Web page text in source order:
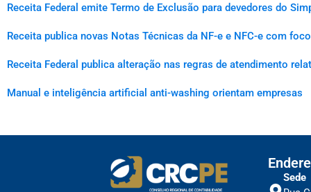
Receita Federal emite Termo de Exclusão para devedores do
Receita publica novas Notas Técnicas da NF-e e NFC-e com
Receita Federal publica alteração nas regras de atendimento
Manual e inteligência artificial anti-washing orientam empresas
Sede